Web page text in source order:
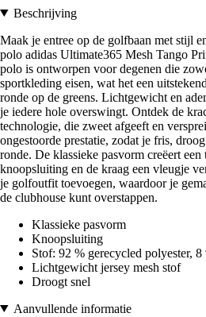
Beschrijving
Maak je entree op de golfbaan met stijl
polo adidas Ultimate365 Mesh Tango
polo is ontworpen voor degenen die
sportkleding eisen, wat het een
ronde op de greens. Lichtgewicht en
je iedere hole overswingt. Ontdek de
technologie, die zweet afgeeft en
ongestoorde prestatie, zodat je fris,
ronde. De klassieke pasvorm creëert
knoopsluiting en de kraag een vleugje
je golfoutfit toevoegen, waardoor je
de clubhouse kunt overstappen.
Klassieke pasvorm
Knoopsluiting
Stof: 92 % gerecycled polyester, 8
Lichtgewicht jersey mesh stof
Droogt snel
Aanvullende informatie